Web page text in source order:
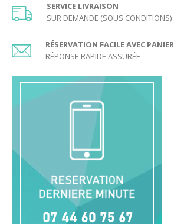
SERVICE LIVRAISON
SUR DEMANDE (SOUS CONDITIONS)
RÉSERVATION FACILE AVEC PANIER
RÉPONSE RAPIDE ASSURÉE